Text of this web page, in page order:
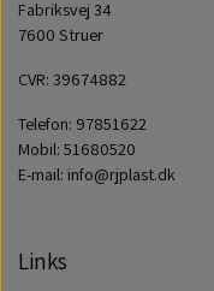
Fabriksvej 34
7600 Struer
CVR: 39674882
Telefon: 97851622
Mobil: 51680520
E-mail: info@rjplast.dk
Links